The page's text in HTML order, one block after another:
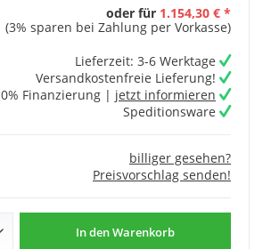
oder für 1.154,30 € *
(3% sparen bei Zahlung per Vorkasse)
Lieferzeit: 3-6 Werktage
Versandkostenfreie Lieferung!
0% Finanzierung | jetzt informieren
Speditionsware
billiger gesehen?
Preisvorschlag senden!
In denWarenkorb